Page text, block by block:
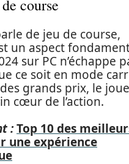
course
de jeu de course,
un aspect
sur PC n’échappe
ce soit en mode
grands prix, le
cœur de l’action.
:Top 10 des
une expérience